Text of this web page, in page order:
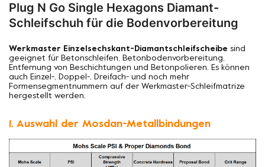
Plug N Go Single Hexagons Diamant-
Schleifschuh für die Bodenvorbereitung
Werkmaster Einzelsechskant-Diamantschleifscheibe sind
geeignet für Betonschleifen, Betonbodenvorbereitung,
Entfernung von Beschichtungen und Betonpolieren. Es können
auch Einzel-, Doppel-, Dreifach- und noch mehr
Formensegmentnummern auf der Werkmaster-Schleifmatrize
hergestellt werden.
1. Auswahl der Mosdan-Metallbindungen